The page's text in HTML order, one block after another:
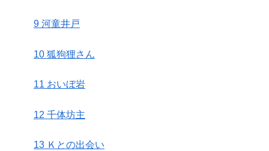
9 河童井戸
10 狐狗狸さん
11 おいぼ岩
12 千体坊主
13 Ｋとの出会い